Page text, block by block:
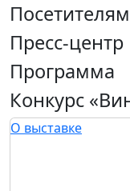
Посетителям
Пресс-центр
Программа
Конкурс
О выставке